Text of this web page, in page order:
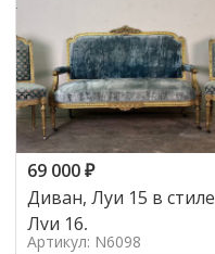
69 000₽
Диван, Луи 15 в стиле
Луи 16,
Артикул: N6098